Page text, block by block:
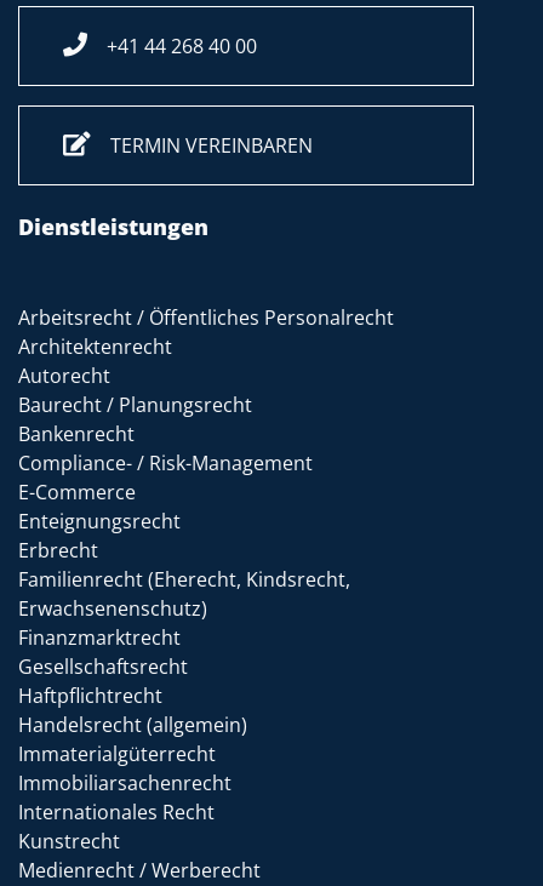
+41 44 268 40 00
TERMIN VEREINBAREN
Dienstleistungen
Arbeitsrecht / Öffentliches Personalrecht
Architektenrecht
Autorecht
Baurecht / Planungsrecht
Bankenrecht
Compliance- / Risk-Management
E-Commerce
Enteignungsrecht
Erbrecht
Familienrecht (Eherecht, Kindsrecht,
Erwachsenenschutz)
Finanzmarktrecht
Gesellschaftsrecht
Haftpflichtrecht
Handelsrecht (allgemein)
Immaterialgüterrecht
Immobiliarsachenrecht
Internationales Recht
Kunstrecht
Medienrecht / Werberecht